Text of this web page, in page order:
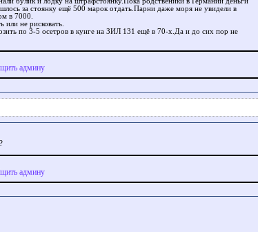
за стоянку ещё 500 марок отдать.Парни даже моря не увидели в
в 7000.
или не рисковать.
по 3-5 осетров в кунге на ЗИЛ 131 ещё в 70-х.Да и до сих пор не
админу
админу